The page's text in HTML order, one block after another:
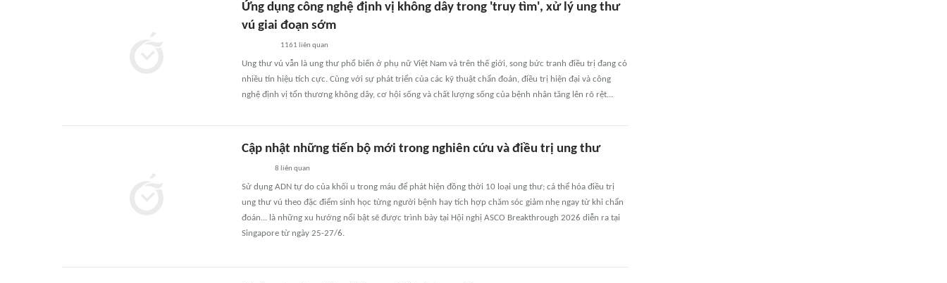
Ứng dụng công nghệ định vị không dây trong 'truy tìm', xử lý ung thư
vú giai đoạn sớm
1161 liên quan
Ung thư vú vẫn là ung thư phổ biến ở phụ nữ Việt Nam và trên thế giới, song bức tranh điều trị đang có
nhiều tín hiệu tích cực. Cùng với sự phát triển của các kỹ thuật chẩn đoán, điều trị hiện đại và công
nghệ định vị tổn thương không dây, cơ hội sống và chất lượng sống của bệnh nhân tăng lên rõ rệt...
Cập nhật những tiến bộ mới trong nghiên cứu và điều trị ung thư
8 liên quan
Sử dụng ADN tự do của khối u trong máu để phát hiện đồng thời 10 loại ung thư; cá thể hóa điều trị
ung thư vú theo đặc điểm sinh học từng người bệnh hay tích hợp chăm sóc giảm nhẹ ngay từ khi chẩn
đoán... là những xu hướng nổi bật sẽ được trình bày tại Hội nghị ASCO Breakthrough 2026 diễn ra tại
Singapore từ ngày 25-27/6.